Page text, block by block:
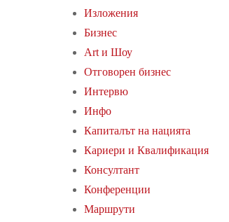
Изложения
Бизнес
Art и Шоу
Oтговорен бизнес
Интервю
Инфо
Капиталът на нацията
Кариери и Квалификация
Консултант
Конференции
Маршрути